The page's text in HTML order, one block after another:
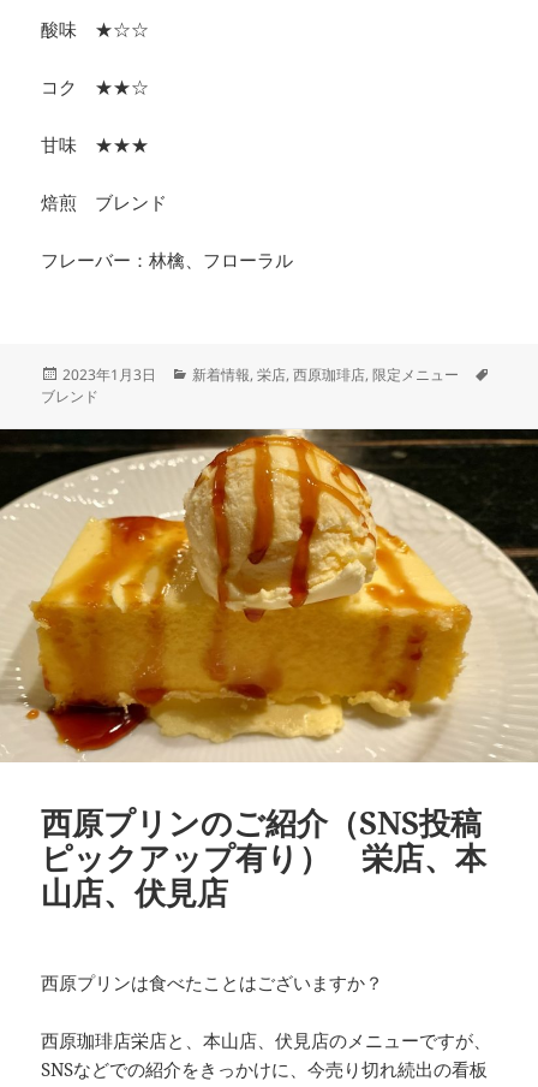
酸味 ★☆☆
コク ★★☆
甘味 ★★★
焙煎 ブレンド
フレーバー：林檎、フローラル
投
稿
2023年1月3日
カ
リ
ー
新着情報,栄店,西原珈琲店,限定メニュー
ブレンド
西原プリンのご紹介（SNS投稿
ピックアップ有り） 栄店、本
山店、伏見店
西原プリンは食べたことはございますか？
西原珈琲店栄店と、本山店、伏見店のメニューですが、
SNSなどでの紹介をきっかけに、今売り切れ続出の看板